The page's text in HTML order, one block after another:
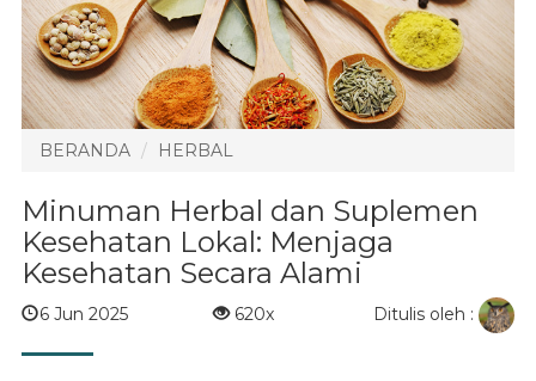
BERANDA HERBAL
Minuman Herbal dan Suplemen
Kesehatan Lokal: Menjaga
Kesehatan Secara Alami
6 Jun 2025 620x Ditulis oleh :